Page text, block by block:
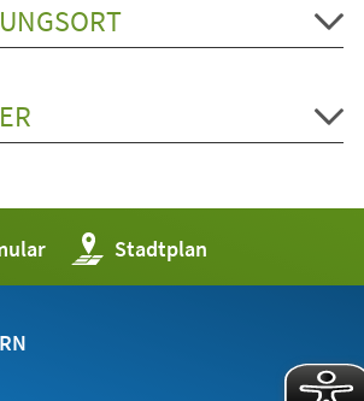
Stadtplan
(Öffnet
in
einem